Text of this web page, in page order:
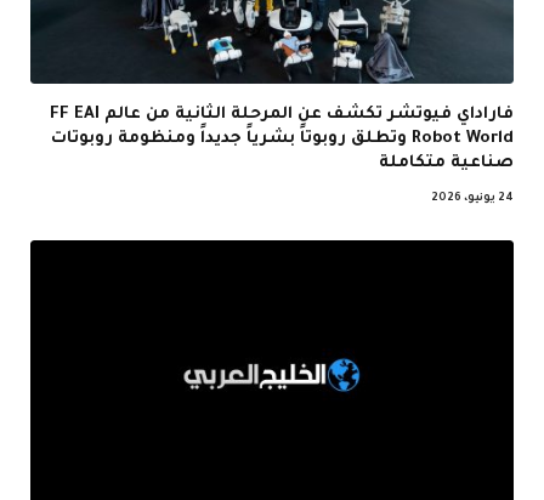
فاراداي فيوتشر تكشف عن المرحلة الثانية من عالم FF EAI
Robot World وتطلق روبوتاً بشرياً جديداً ومنظومة روبوتات
صناعية متكاملة
24 يونيو، 2026